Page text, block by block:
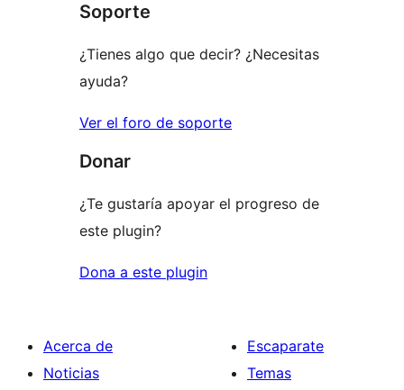
reviews
Soporte
¿Tienes algo que decir? ¿Necesitas
ayuda?
Ver el foro de soporte
Donar
¿Te gustaría apoyar el progreso de
este plugin?
Dona a este plugin
Acerca de
Noticias
Escaparate
Temas